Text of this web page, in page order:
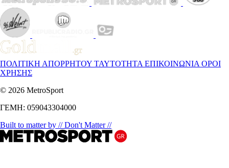
ΠΟΛΙΤΙΚΗ ΑΠΟΡΡΗΤΟΥ ΤΑΥΤΟΤΗΤΑ ΕΠΙΚΟΙΝΩΝΙΑ ΟΡΟΙ
ΧΡΗΣΗΣ
© 2026 MetroSport
ΓΕΜΗ: 059043304000
Built to matter by // Don't Matter //